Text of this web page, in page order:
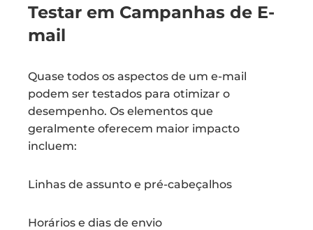
Testar em Campanhas de E-
mail
Quase todos os aspectos de um e-mail
podem ser testados para otimizar o
desempenho. Os elementos que
geralmente oferecem maior impacto
incluem:
Linhas de assunto e pré-cabeçalhos
Horários e dias de envio